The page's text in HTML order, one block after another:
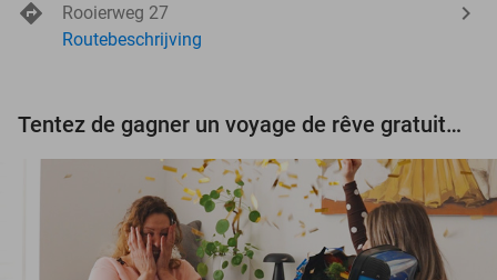
Rooierweg 27
Routebeschrijving
Tentez de gagner un voyage de rêve gratuit d'une valeur de 3.000 € !